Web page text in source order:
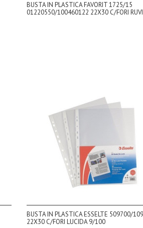
BUSTA IN PLASTICA FAVORIT 1725/15
01220550/100460122 22X30 C/FORI
BUSTA IN PLASTICA ESSELTE 509700/
22X30 C/FORI LUCIDA 9/100